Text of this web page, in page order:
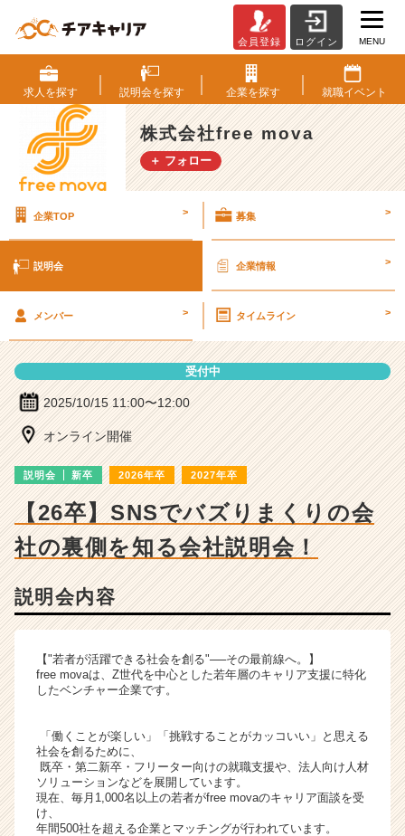
式
会
社
f
r
e
v
説
ベ
ャ
ー・
成
長
企
業
ス
ウ
ト
が
く
活
サ
ト
会員登録 ログイン MENU
求人を探す 説明会を探す 企業を探す 就職イベント
株式会社free mova
＋ フォロー
企業TOP > 募集 >
説明会 企業情報 >
メンバー > タイムライン >
受付中
2025/10/15 11:00〜12:00
オンライン開催
説明会 新卒 2026年卒 2027年卒
【26卒】SNSでバズりまくりの会
社の裏側を知る会社説明会！
説明会内容
【"若者が活躍できる社会を創る"──その最前線へ。】
free movaは、Z世代を中心とした若年層のキャリア支援に特化
したベンチャー企業です。
「働くことが楽しい」「挑戦することがカッコいい」と思える
社会を創るために、
既卒・第二新卒・フリーター向けの就職支援や、法人向け人材
ソリューションなどを展開しています。
現在、毎月1,000名以上の若者がfree movaのキャリア面談を受
け、
年間500社を超える企業とマッチングが行われています。